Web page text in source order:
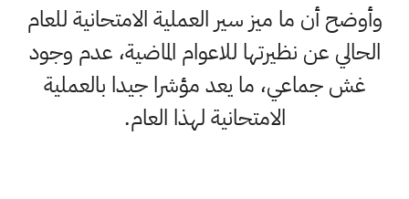
وأوضح أن ما ميز سير العملية الامتحانية للعام
الحالي عن نظيرتها للاعوام الماضية، عدم وجود
غش جماعي، ما يعد مؤشرا جيدا بالعملية
الامتحانية لهذا العام.